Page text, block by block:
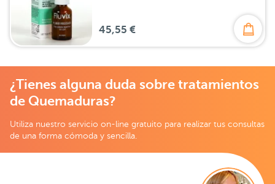
45,55 €
¿Tienes alguna duda sobre tratamientos
de Quemaduras?
Utiliza nuestro servicio on-line gratuito para realizar tus consultas
de una forma cómoda y sencilla.